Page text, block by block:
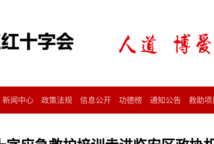
新闻中心 政策法规 信息公开 功德榜 通知公告 救助项